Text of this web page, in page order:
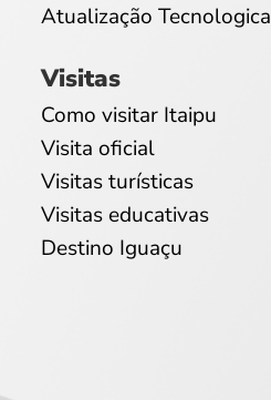
Atualização Tecnologica
Visitas
Como visitar Itaipu
Visita oficial
Visitas turísticas
Visitas educativas
Destino Iguaçu